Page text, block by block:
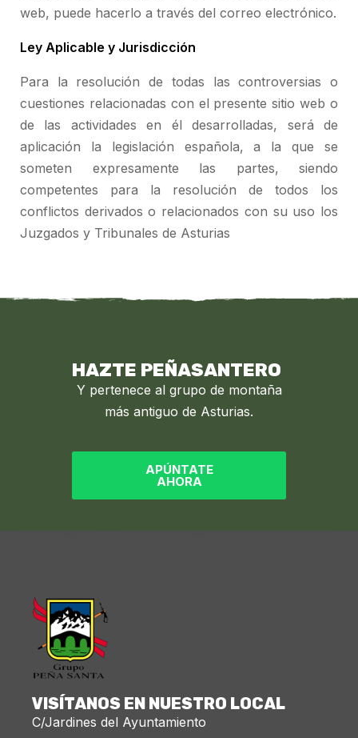
web, puede hacerlo a través del correo electrónico.
Ley Aplicable y Jurisdicción
Para la resolución de todas las controversias o
cuestiones relacionadas con el presente sitio web o
de las actividades en él desarrolladas, será de
aplicación la legislación española, a la que se
someten expresamente las partes, siendo
competentes para la resolución de todos los
conflictos derivados o relacionados con su uso los
Juzgados y Tribunales de Asturias
HAZTE PEÑASANTERO
Y pertenece al grupo de montaña
más antiguo de Asturias.
APÚNTATE
AHORA
VISÍTANOS EN NUESTRO LOCAL
C/Jardines del Ayuntamiento